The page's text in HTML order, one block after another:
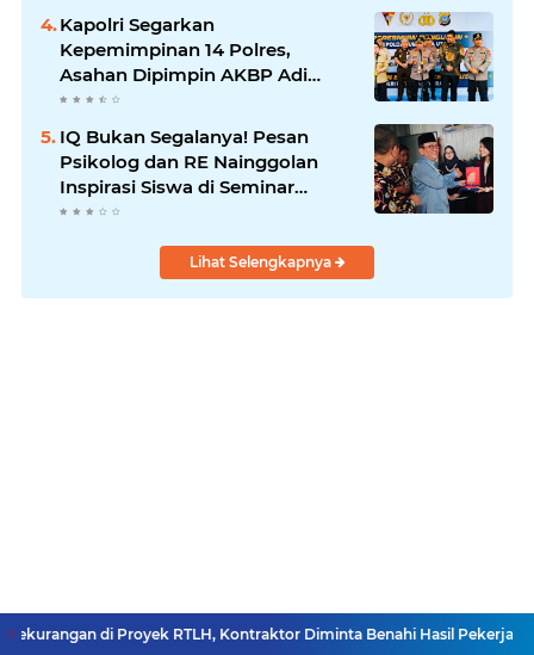
Kapolri Segarkan
Kepemimpinan 14 Polres,
Asahan Dipimpin AKBP Adi
Dharma Pramudhita
IQ Bukan Segalanya! Pesan
Psikolog dan RE Nainggolan
Inspirasi Siswa di Seminar
MPKW
Lihat Selengkapnya
RTLH, Kontraktor Diminta Benahi Hasil Pekerjaan Swangro